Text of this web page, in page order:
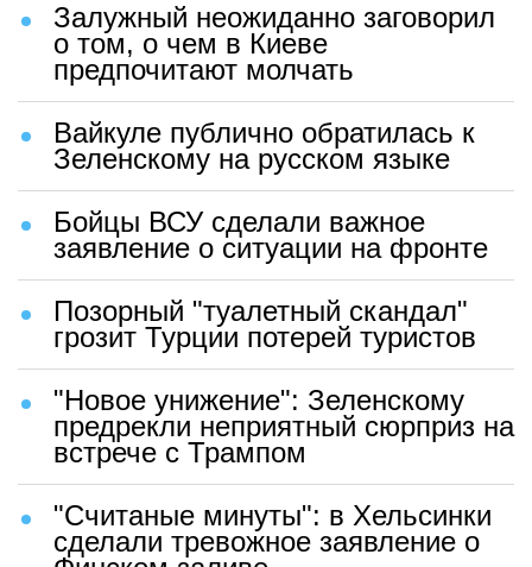
Залужный неожиданно заговорил
о том, о чем в Киеве
предпочитают молчать
Вайкуле публично обратилась к
Зеленскому на русском языке
Бойцы ВСУ сделали важное
заявление о ситуации на фронте
Позорный "туалетный скандал"
грозит Турции потерей туристов
"Новое унижение": Зеленскому
предрекли неприятный сюрприз на
встрече с Трампом
"Считаные минуты": в Хельсинки
сделали тревожное заявление о